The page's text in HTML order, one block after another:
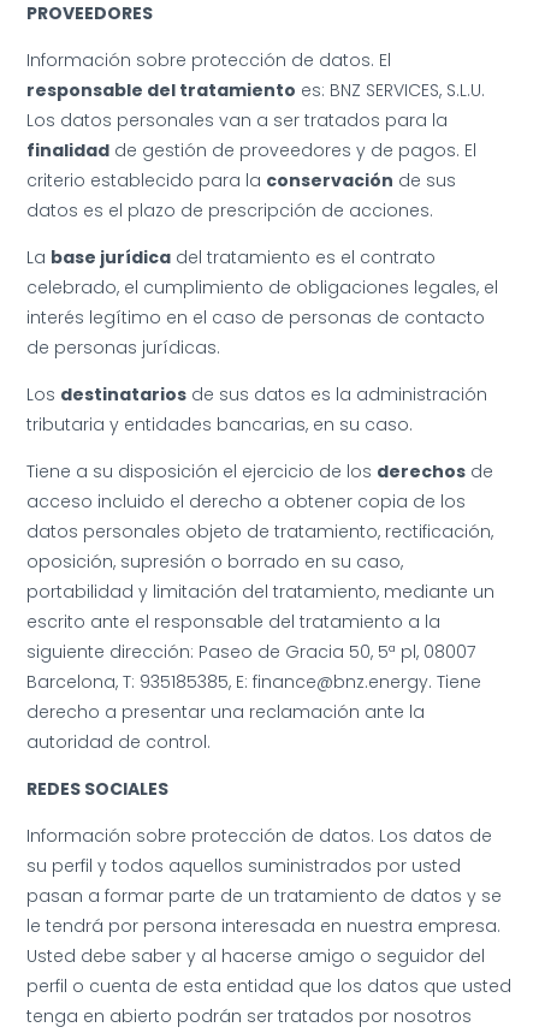
PROVEEDORES
Información sobre protección de datos. El
responsable del tratamiento es: BNZ SERVICES, S.L.U.
Los datos personales van a ser tratados para la
finalidad de gestión de proveedores y de pagos. El
criterio establecido para la conservación de sus
datos es el plazo de prescripción de acciones.
La base jurídica del tratamiento es el contrato
celebrado, el cumplimiento de obligaciones legales, el
interés legítimo en el caso de personas de contacto
de personas jurídicas.
Los destinatarios de sus datos es la administración
tributaria y entidades bancarias, en su caso.
Tiene a su disposición el ejercicio de los derechos de
acceso incluido el derecho a obtener copia de los
datos personales objeto de tratamiento, rectificación,
oposición, supresión o borrado en su caso,
portabilidad y limitación del tratamiento, mediante un
escrito ante el responsable del tratamiento a la
siguiente dirección: Paseo de Gracia 50, 5ª pl, 08007
Barcelona, T: 935185385, E: finance@bnz.energy. Tiene
derecho a presentar una reclamación ante la
autoridad de control.
REDES SOCIALES
Información sobre protección de datos. Los datos de
su perfil y todos aquellos suministrados por usted
pasan a formar parte de un tratamiento de datos y se
le tendrá por persona interesada en nuestra empresa.
Usted debe saber y al hacerse amigo o seguidor del
perfil o cuenta de esta entidad que los datos que usted
tenga en abierto podrán ser tratados por nosotros